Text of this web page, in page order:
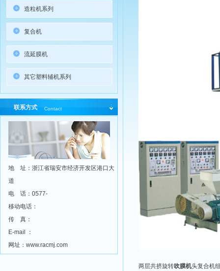
两层共挤旋转吹膜机头复合机
造粒机系列
复合机
流延膜机
其它塑料辅机系列
联系方式 Contact
地 址：浙江省瑞安市经济开发区港口大
道
电 话：0577-
移动电话：
传 真：
E-mail ：
网址：www.racmj.com